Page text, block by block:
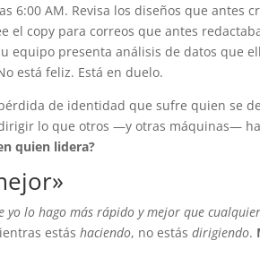
6:00 AM. Revisa los diseños que antes
el copy para correos que antes
equipo presenta análisis de datos que
está feliz. Está en duelo.
de identidad que sufre quien se
lo que otros —y otras máquinas—
quien lidera?
yo lo hago más rápido y mejor que
estáshaciendo, no estásdirigiendo.